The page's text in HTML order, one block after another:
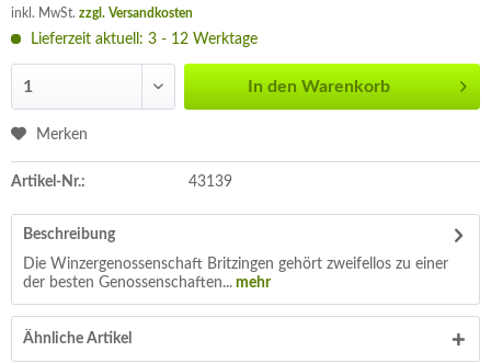
inkl. MwSt. zzgl. Versandkosten
Lieferzeit aktuell: 3 - 12 Werktage
In den Warenkorb
Merken
Artikel-Nr.: 43139
Beschreibung
Die Winzergenossenschaft Britzingen gehört zweifellos zu einer
der besten Genossenschaften... mehr
Ähnliche Artikel